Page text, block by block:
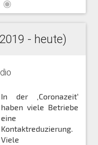
- heute)
In der ‚Coronazeit‘
haben viele Betriebe
eine
Kontaktreduzierung.
Viele